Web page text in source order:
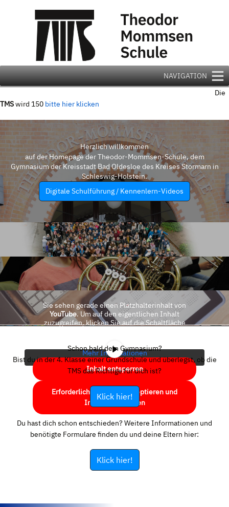
NAVIGATION
Die
TMSwird 150 bitte hier klicken
Herzlich willkommen
auf der Homepage der Theodor-Mommsen-Schule, dem
Gymnasium der Kreisstadt Bad Oldesloe des Kreises Stormarn in
Schleswig-Holstein.
Digitale Schulführung / Kennenlern-Videos
Sie sehen gerade einen Platzhalterinhalt von
YouTube. Um auf den eigentlichen Inhalt
zuzugreifen, klicken Sie auf die Schaltfläche
Mehr Informationen
Inhalt entsperren
Erforderlichen Service akzeptieren und
Inhalte entsperren
Schon bald dein Gymnasium?
Bist du in der 4. Klasse einer Grundschule und überlegst, ob die
TMS das Richtige für dich ist?
Klick hier!
Du hast dich schon entschieden? Weitere Informationen und
benötigte Formulare finden du und deine Eltern hier:
Klick hier!